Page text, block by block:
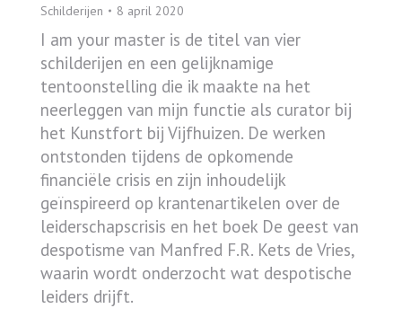
Schilderijen 8 april 2020
I am your master is de titel van vier
schilderijen en een gelijknamige
tentoonstelling die ik maakte na het
neerleggen van mijn functie als curator bij
het Kunstfort bij Vijfhuizen. De werken
ontstonden tijdens de opkomende
financiële crisis en zijn inhoudelijk
geïnspireerd op krantenartikelen over de
leiderschapscrisis en het boek De geest van
despotisme van Manfred F.R. Kets de Vries,
waarin wordt onderzocht wat despotische
leiders drijft.